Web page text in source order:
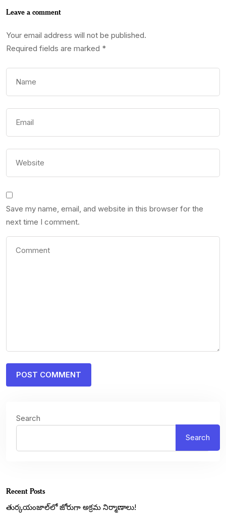
Leave a comment
Your email address will not be published.
Required fields are marked *
Save my name, email, and website in this browser for the
next time I comment.
Search
Search
Recent Posts
తుర్కయంజాల్‌లో జోరుగా అక్రమ నిర్మాణాలు!